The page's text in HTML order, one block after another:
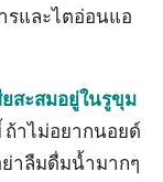
รและไตอ่อนแอ
สะสมอยู่ในรูขุม
าไม่อยากนอยด์
าลืมดื่มน้ำมากๆ